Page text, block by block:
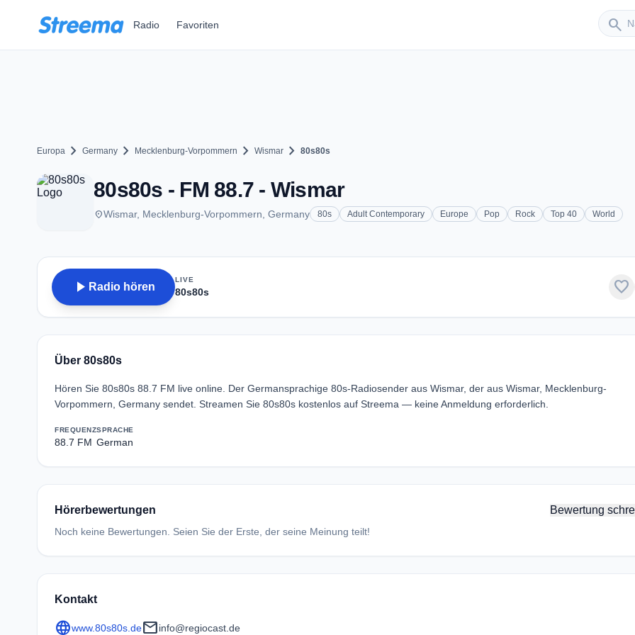
Radio Favoriten search
Europa chevron_right Germany chevron_right Mecklenburg-Vorpommern chevron_right Wismar chevron_right 80s80s
80s80s - FM 88.7 - Wismar
placeWismar, Mecklenburg-Vorpommern, Germany 80s Adult Contemporary Europe Pop Rock Top 40 World
play_arrow Radio hören
LIVE
80s80s favorite
Über 80s80s
Hören Sie 80s80s 88.7 FM live online. Der Germansprachige 80s-Radiosender aus Wismar, der aus Wismar, Mecklenburg-
Vorpommern, Germany sendet. Streamen Sie 80s80s kostenlos auf Streema — keine Anmeldung erforderlich.
FREQUENZ
88.7 FM
SPRACHE
German
Hörerbewertungen Bewertung
Noch keine Bewertungen. Seien Sie der Erste, der seine Meinung teilt!
Kontakt
languagewww.80s80s.demailinfo@regiocast.de